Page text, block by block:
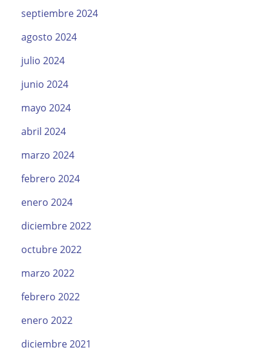
septiembre 2024
agosto 2024
julio 2024
junio 2024
mayo 2024
abril 2024
marzo 2024
febrero 2024
enero 2024
diciembre 2022
octubre 2022
marzo 2022
febrero 2022
enero 2022
diciembre 2021